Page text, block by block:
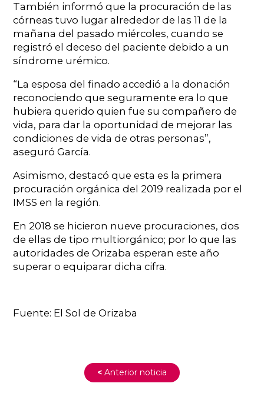
También informó que la procuración de las
córneas tuvo lugar alrededor de las 11 de la
mañana del pasado miércoles, cuando se
registró el deceso del paciente debido a un
síndrome urémico.
“La esposa del finado accedió a la donación
reconociendo que seguramente era lo que
hubiera querido quien fue su compañero de
vida, para dar la oportunidad de mejorar las
condiciones de vida de otras personas”,
aseguró García.
Asimismo, destacó que esta es la primera
procuración orgánica del 2019 realizada por el
IMSS en la región.
En 2018 se hicieron nueve procuraciones, dos
de ellas de tipo multiorgánico; por lo que las
autoridades de Orizaba esperan este año
superar o equiparar dicha cifra.
Fuente: El Sol de Orizaba
< Anterior noticia